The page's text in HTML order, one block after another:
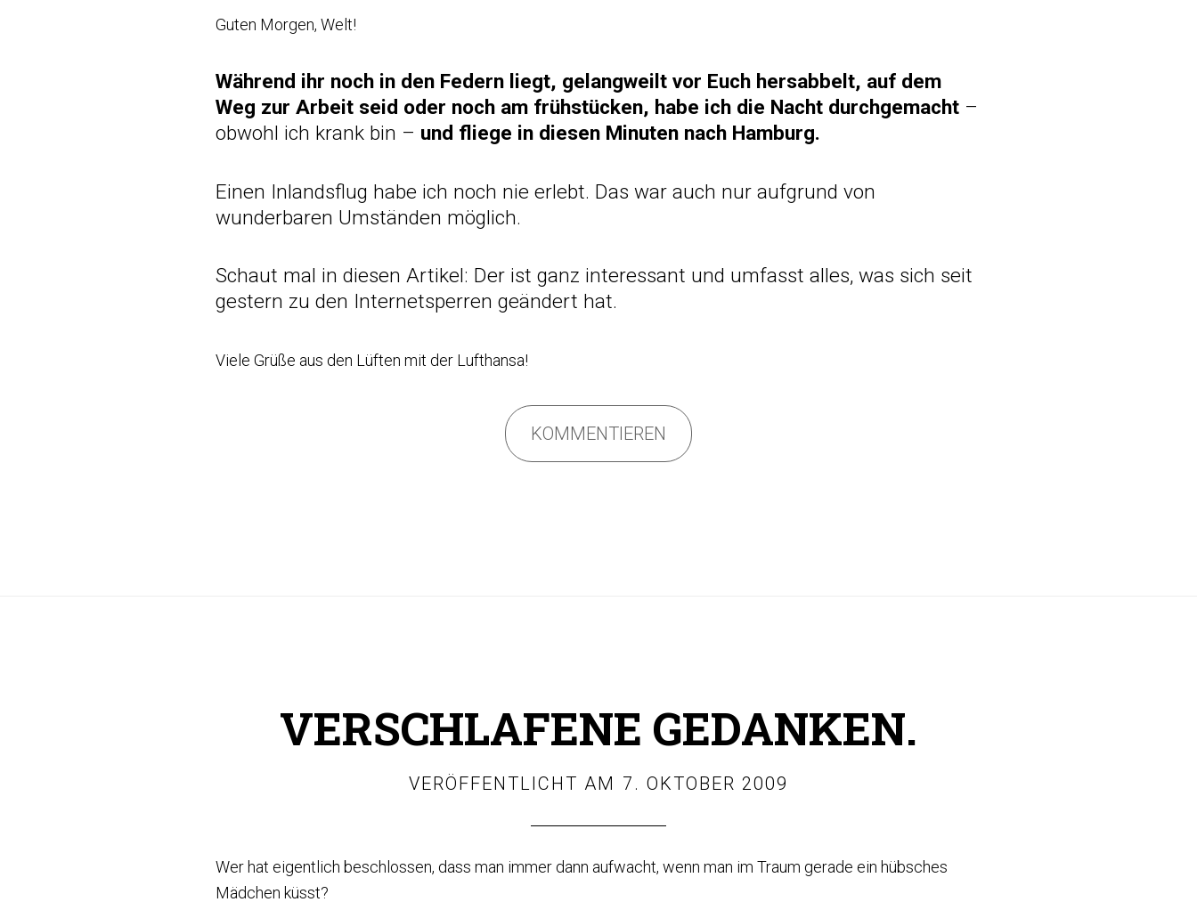
Guten Morgen, Welt!
Während ihr noch in den Federn liegt, gelangweilt vor Euch hersabbelt, auf dem
Weg zur Arbeit seid oder noch am frühstücken, habe ich die Nacht durchgemacht –
obwohl ich krank bin – und fliege in diesen Minuten nach Hamburg.
Einen Inlandsflug habe ich noch nie erlebt. Das war auch nur aufgrund von
wunderbaren Umständen möglich.
Schaut mal in diesen Artikel: Der ist ganz interessant und umfasst alles, was sich seit
gestern zu den Internetsperren geändert hat.
Viele Grüße aus den Lüften mit der Lufthansa!
KOMMENTIEREN
VERSCHLAFENE GEDANKEN.
VERÖFFENTLICHT AM 7. OKTOBER 2009
Wer hat eigentlich beschlossen, dass man immer dann aufwacht, wenn man im Traum gerade ein hübsches
Mädchen küsst?